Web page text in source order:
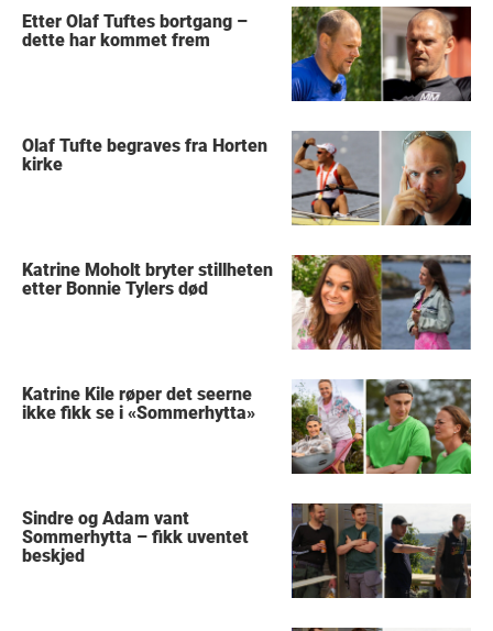
Etter Olaf Tuftes bortgang –
dette har kommet frem
Olaf Tufte begraves fra Horten
kirke
Katrine Moholt bryter stillheten
etter Bonnie Tylers død
Katrine Kile røper det seerne
ikke fikk se i «Sommerhytta»
Sindre og Adam vant
Sommerhytta – fikk uventet
beskjed